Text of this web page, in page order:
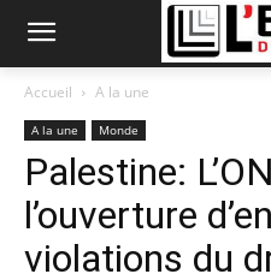
Accueil A la une
A la une Monde
Palestine:
l’ouverture
violations du